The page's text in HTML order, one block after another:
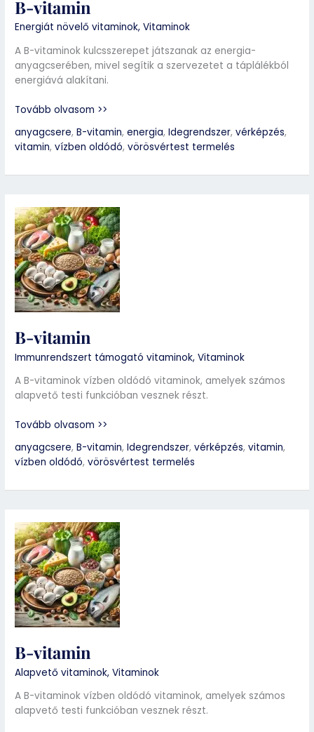
B-vitamin
Energiát növelő vitaminok,Vitaminok
A B-vitaminok kulcsszerepet játszanak az energia-
anyagcserében, mivel segítik a szervezetet a táplálékból
energiává alakítani.
Tovább olvasom >>
anyagcsere,B-vitamin,energia,Idegrendszer,vérképzés,
vitamin,vízben oldódó,vörösvértest termelés
B-vitamin
Immunrendszert támogató vitaminok,Vitaminok
A B-vitaminok vízben oldódó vitaminok, amelyek számos
alapvető testi funkcióban vesznek részt.
B-
vitamin
Tovább olvasom >>
anyagcsere,B-vitamin,Idegrendszer,vérképzés,vitamin,
vízben oldódó,vörösvértest termelés
B-vitamin
Alapvető vitaminok,Vitaminok
A B-vitaminok vízben oldódó vitaminok, amelyek számos
alapvető testi funkcióban vesznek részt.
B-
vitamin